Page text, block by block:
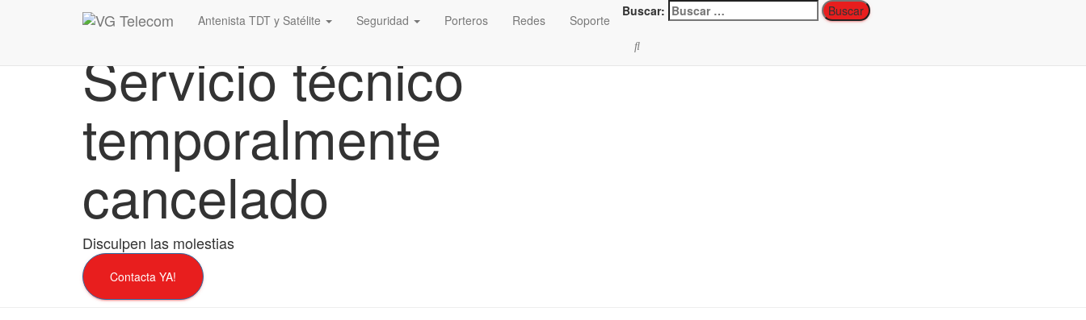
Antenista TDT y Satélite Seguridad Porteros Redes Soporte
Buscar:
Servicio técnico
temporalmente
cancelado
Disculpen las molestias
Contacta YA!